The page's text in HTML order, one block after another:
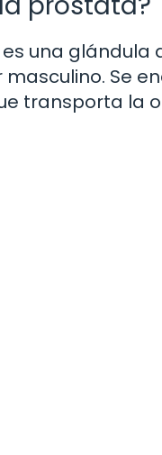
una glándula
Se
transporta la